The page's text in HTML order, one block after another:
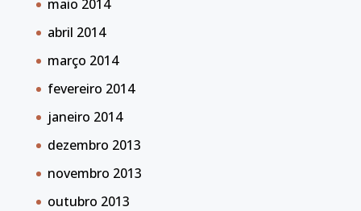
maio 2014
abril 2014
março 2014
fevereiro 2014
janeiro 2014
dezembro 2013
novembro 2013
outubro 2013